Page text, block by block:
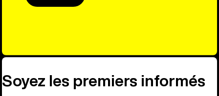
Découvre
Soyez les premiers informés